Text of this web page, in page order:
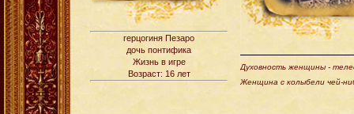
герцогиня Пезаро
дочь понтифика
Жизнь в игре
Возраст: 16 лет
Духовность женщины -
Женщина с колыбели чей-